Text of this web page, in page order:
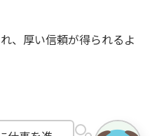
、厚い信頼が得られるよ